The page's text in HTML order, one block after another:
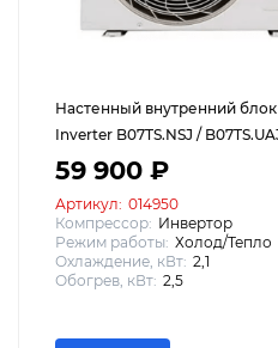
Настенный внутренний блок
Inverter B07TS.NSJ /
59 900 ₽
Артикул: 014950
Компрессор: Инвертор
Режим работы: Холод/Тепло
Охлаждение, кВт: 2,1
Обогрев, кВт: 2,5